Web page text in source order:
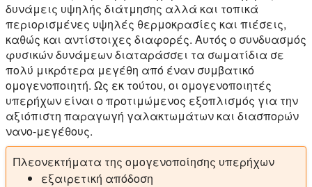
δυνάμεις υψηλής διάτμησης αλλά και τοπικά
περιορισμένες υψηλές θερμοκρασίες και πιέσεις,
καθώς και αντίστοιχες διαφορές. Αυτός ο συνδυασμός
φυσικών δυνάμεων διαταράσσει τα σωματίδια σε
πολύ μικρότερα μεγέθη από έναν συμβατικό
ομογενοποιητή. Ως εκ τούτου, οι ομογενοποιητές
υπερήχων είναι ο προτιμώμενος εξοπλισμός για την
αξιόπιστη παραγωγή γαλακτωμάτων και διασπορών
νανο-μεγέθους.
Πλεονεκτήματα της ομογενοποίησης υπερήχων
εξαιρετική απόδοση